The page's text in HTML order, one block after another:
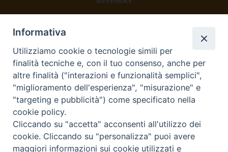
TV 2000
Diocesi di Ivrea
Informativa
Utilizziamo cookie o tecnologie simili per
finalità tecniche e, con il tuo consenso, anche per
altre finalità ("interazioni e funzionalità semplici",
"miglioramento dell'esperienza", "misurazione" e
"targeting e pubblicità") come specificato nella
cookie policy.
Cliccando su "accetta" acconsenti all'utilizzo dei
cookie. Cliccando su "personalizza" puoi avere
maggiori informazioni sui cookie utilizzati e